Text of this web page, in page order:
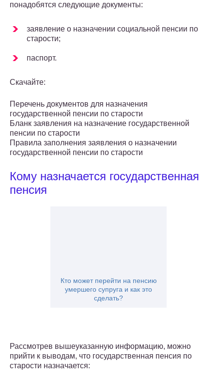
понадобятся следующие документы:
заявление о назначении социальной пенсии по
старости;
паспорт.
Скачайте:
Перечень документов для назначения
государственной пенсии по старости
Бланк заявления на назначение государственной
пенсии по старости
Правила заполнения заявления о назначении
государственной пенсии по старости
Кому назначается государственная
пенсия
Кто может перейти на пенсию
умершего супруга и как это
сделать?
Рассмотрев вышеуказанную информацию, можно
прийти к выводам, что государственная пенсия по
старости назначается: